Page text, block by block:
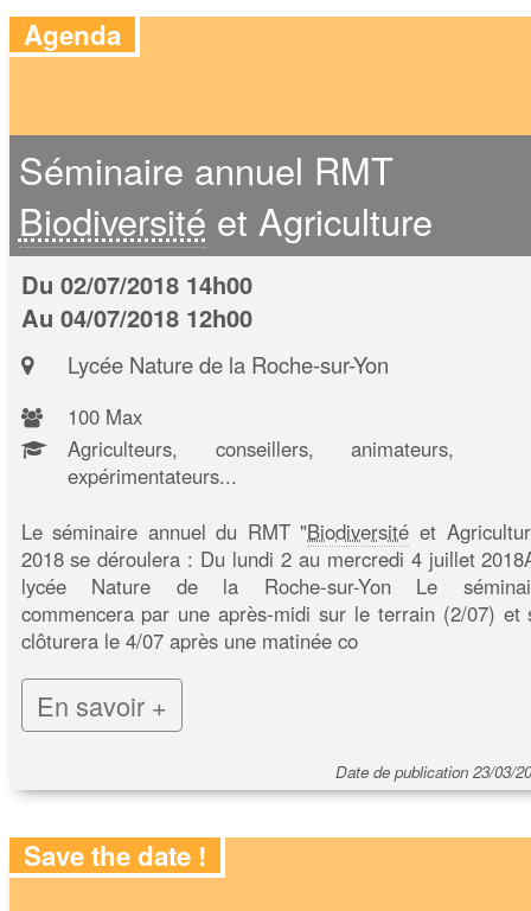
Agenda
Séminaire annuel RMT
Biodiversité et Agriculture
Du 02/07/2018 14h00
Au 04/07/2018 12h00
Lycée Nature de la Roche-sur-Yon
100 Max
Agriculteurs, conseillers, animateurs,
expérimentateurs...
Le séminaire annuel du RMT "Biodiversité et
2018 se déroulera : Du lundi 2 au mercredi 4 juillet
lycée Nature de la Roche-sur-Yon Le
commencera par une après-midi sur le terrain (2/07) et
clôturera le 4/07 après une matinée co
En savoir +
Date de publication 23/03/
Save the date !